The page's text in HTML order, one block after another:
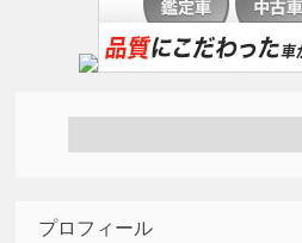
プロフィール